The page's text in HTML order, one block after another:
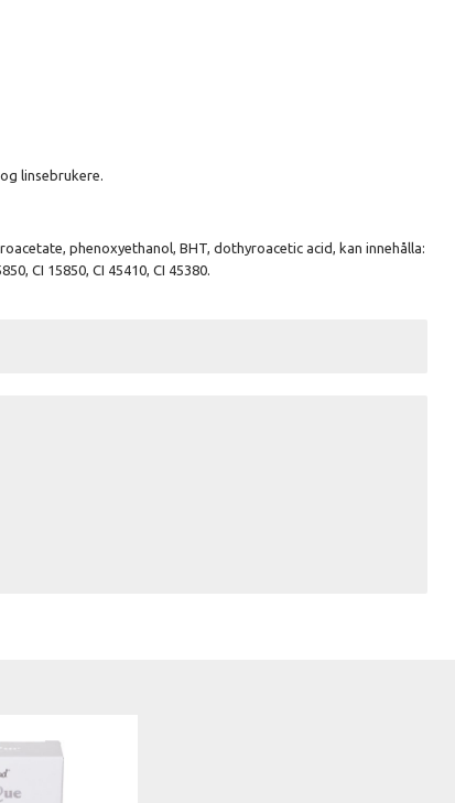
linsebrukere.
phenoxyethanol, BHT, dothyroacetic acid, kan innehålla:
CI 15850, CI 45410, CI 45380.